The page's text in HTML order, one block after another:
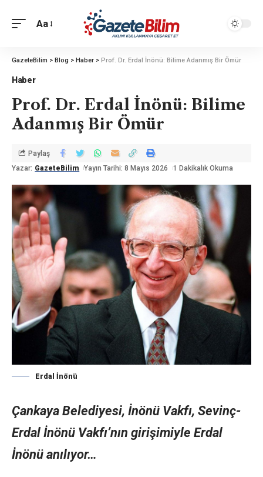
Aa
GazeteBilim > Blog > Haber > Prof. Dr. Erdal İnönü: Bilime Adanmış Bir Ömür
Haber
Prof. Dr. Erdal İnönü: Bilime
Adanmış Bir Ömür
Yazar: GazeteBilim Yayın Tarihi: 8 Mayıs 2026 1 Dakikalık Okuma
Paylaş
Erdal İnönü
Çankaya Belediyesi, İnönü Vakfı, Sevinç-
Erdal İnönü Vakfı’nın girişimiyle Erdal
İnönü anılıyor…